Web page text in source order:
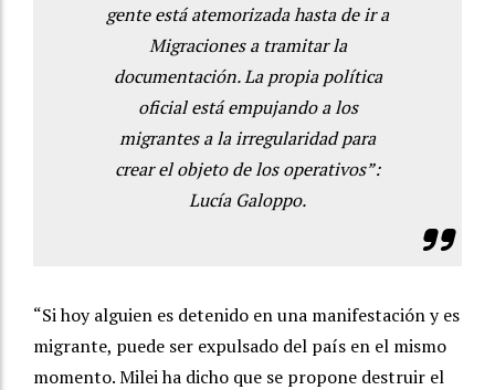
gente está atemorizada hasta de ir a
Migraciones a tramitar la
documentación. La propia política
oficial está empujando a los
migrantes a la irregularidad para
crear el objeto de los operativos”:
Lucía Galoppo.
“Si hoy alguien es detenido en una manifestación y es
migrante, puede ser expulsado del país en el mismo
momento. Milei ha dicho que se propone destruir el